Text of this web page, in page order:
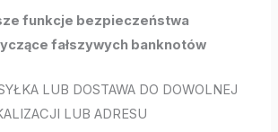
funkcje bezpieczeństwa
fałszywych banknotów
LUB DOSTAWA DO DOWOLNEJ
LUB ADRESU